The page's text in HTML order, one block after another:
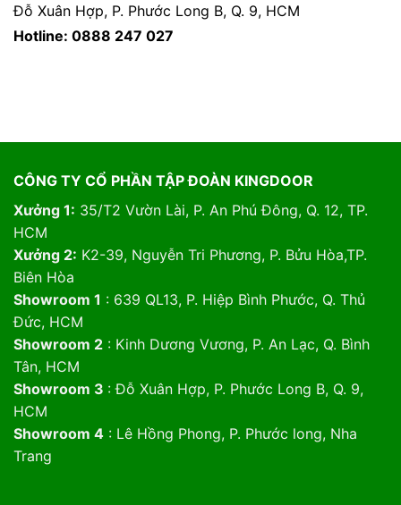
Đỗ Xuân Hợp, P. Phước Long B, Q. 9, HCM
Hotline: 0888 247 027
CÔNG TY CỔ PHẦN TẬP ĐOÀN KINGDOOR
Xưởng 1: 35/T2 Vườn Lài, P. An Phú Đông, Q. 12, TP.
HCM
Xưởng 2: K2-39, Nguyễn Tri Phương, P. Bửu Hòa,TP.
Biên Hòa
Showroom 1 : 639 QL13, P. Hiệp Bình Phước, Q. Thủ
Đức, HCM
Showroom 2: Kinh Dương Vương, P. An Lạc, Q. Bình
Tân, HCM
Showroom 3 : Đỗ Xuân Hợp, P. Phước Long B, Q. 9,
HCM
Showroom 4: Lê Hồng Phong, P. Phước long, Nha
Trang